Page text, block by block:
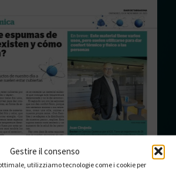
Gestire il consenso
utilizziamo tecnologie come i cookie per
su#PLIXXENTin Diari de